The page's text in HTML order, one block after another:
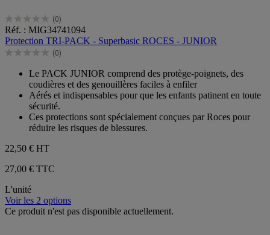
(0)
0.0
sur
5
étoiles.
Réf. : MIG34741094
Protection TRI-PACK - Superbasic ROCES - JUNIOR
(0)
0.0
étoiles.
Le PACK JUNIOR comprend des protège-poignets, des
coudières et des genouillères faciles à enfiler
Aérés et indispensables pour que les enfants patinent en toute
sécurité.
Ces protections sont spécialement conçues par Roces pour
réduire les risques de blessures.
22,50 € HT
27,00 € TTC
L'unité
Voir les 2 options
Ce produit n'est pas disponible actuellement.